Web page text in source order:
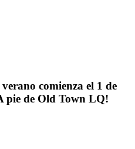
comienza el 1 de
pie de Old Town LQ!